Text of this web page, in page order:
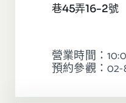
巷45弄16-2號
營業時間：
預約參觀：02-